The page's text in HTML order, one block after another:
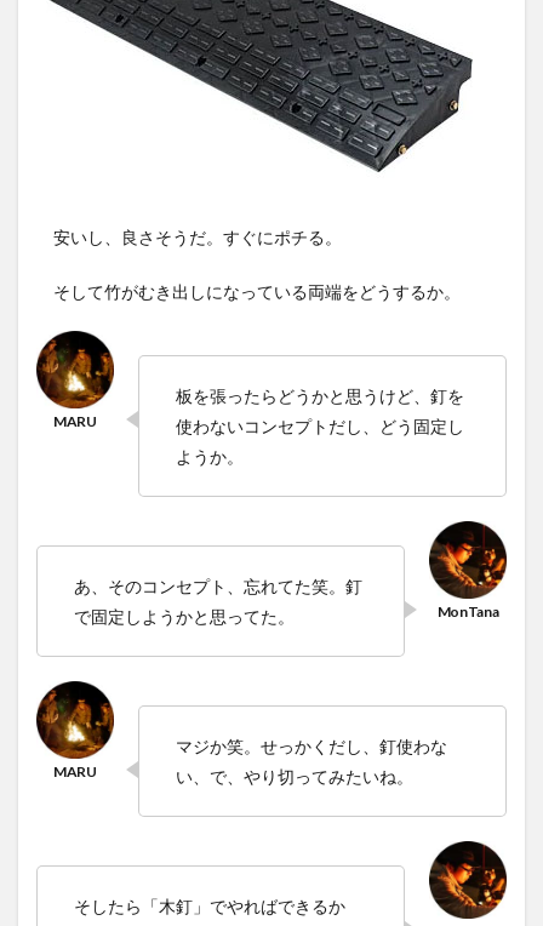
安いし、良さそうだ。すぐにポチる。
そして竹がむき出しになっている両端をどうするか。
板を張ったらどうかと思うけど、釘を
使わないコンセプトだし、どう固定し
ようか。
あ、そのコンセプト、忘れてた笑。釘
で固定しようかと思ってた。
マジか笑。せっかくだし、釘使わな
い、で、やり切ってみたいね。
そしたら「木釘」でやればできるか